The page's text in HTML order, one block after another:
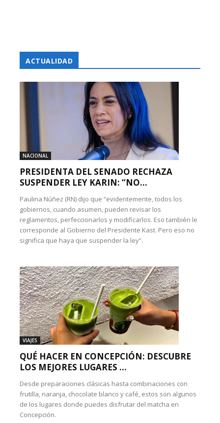
ACTUALIDAD
NACIONAL
PRESIDENTA DEL SENADO RECHAZA
SUSPENDER LEY KARIN: “NO...
Paulina Núñez (RN) dijo que “evidentemente, todos los
gobiernos, cuando asumen, pueden revisar los
reglamentos, perfeccionarlos y modificarlos. Eso también le
corresponde al Gobierno del Presidente Kast. Pero eso no
significa que haya que suspender la ley”.
VIAJES
QUÉ HACER EN CONCEPCIÓN: DESCUBRE
LOS MEJORES LUGARES ...
Desde preparaciones clásicas hasta combinaciones con
frutilla, naranja, chocolate blanco y café, estos son algunos
de los lugares donde puedes disfrutar del matcha en
Concepción.